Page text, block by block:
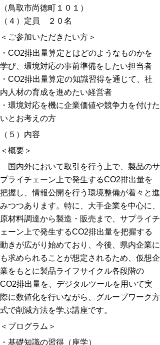
（鳥取市尚徳町１０１）
（４）定員 ２０名
＜ご参加いただきたい方＞
・CO2排出量算定とはどのようなものかを
学び、環境対応の事前準備をしたい担当者
・CO2排出量算定の知識習得を通じて、社
内人材の育成を進めたい経営者
・環境対応を機に企業価値や競争力を付けた
いとお考えの方
（５）内容
＜概要＞
国内外において取引を行う上で、製品のサ
プライチェーン上で発生するCO2排出量を
把握し、情報公開を行う環境整備が着々と進
みつつあります。特に、大手企業を中心に、
原材料調達から製造・販売まで、サプライチ
ェーン上で発生するCO2排出量を把握する
動きが広がり始めており、今後、県内企業に
も求められることが想定されるため、仮想企
業をもとに製品ライフサイクル各段階の
CO2排出量を、デジタルツールを用いて実
際に数値化を行いながら、グループワーク方
式で削減方法を学ぶ講座です。
＜プログラム＞
・基礎知識の習得（座学）